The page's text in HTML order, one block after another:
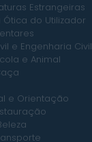
Estrangeiras
do Utilizador
e Engenharia Civil
e Animal
e Orientação